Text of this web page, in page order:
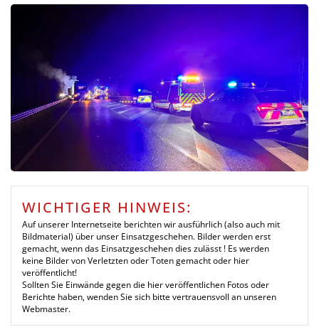
WICHTIGER HINWEIS:
Auf unserer Internetseite berichten wir ausführlich (also auch mit
Bildmaterial) über unser Einsatzgeschehen. Bilder werden erst
gemacht, wenn das Einsatzgeschehen dies zulässt ! Es werden
keine Bilder von Verletzten oder Toten gemacht oder hier
veröffentlicht!
Sollten Sie Einwände gegen die hier veröffentlichen Fotos oder
Berichte haben, wenden Sie sich bitte vertrauensvoll an unseren
Webmaster.